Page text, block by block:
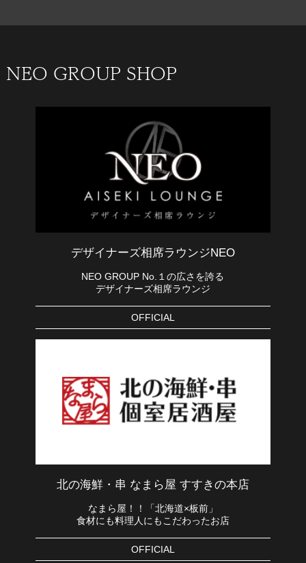
NEO GROUP SHOP
デザイナーズ相席ラウンジNEO
NEO GROUP No.１の広さを誇る
デザイナーズ相席ラウンジ
OFFICIAL
北の海鮮・串 なまら屋 すすきの本店
なまら屋！！「北海道×板前」
食材にも料理人にもこだわったお店
OFFICIAL